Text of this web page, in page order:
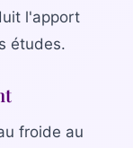
l'apport
études.
froide au